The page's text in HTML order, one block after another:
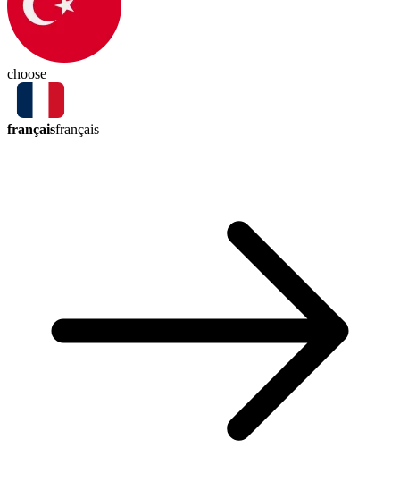
choose
françaisfrançais